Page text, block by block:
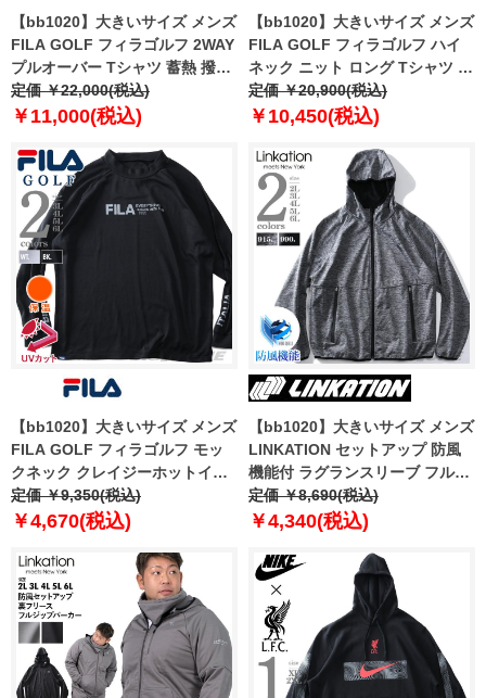
【bb1020】大きいサイズ メンズ
FILA GOLF フィラゴルフ 2WAY
プルオーバー Tシャツ 蓄熱 撥水
加工 782224k
定価 ￥22,000(税込)
￥11,000(税込)
【bb1020】大きいサイズ メンズ
FILA GOLF フィラゴルフ ハイ
ネック ニット ロング Tシャツ ゴ
ルフウェア 782710k
定価 ￥20,900(税込)
￥10,450(税込)
【bb1020】大きいサイズ メンズ
FILA GOLF フィラゴルフ モッ
クネック クレイジーホットイン
ナー ロング Tシャツ 保温 UVカ
ット ゴルフウェア 782923k
定価 ￥9,350(税込)
￥4,670(税込)
【bb1020】大きいサイズ メンズ
LINKATION セットアップ 防風
機能付 ラグランスリーブ フルジ
ップ パーカー アスレジャー スポ
ーツウェア la-cj190429
定価 ￥8,690(税込)
￥4,340(税込)